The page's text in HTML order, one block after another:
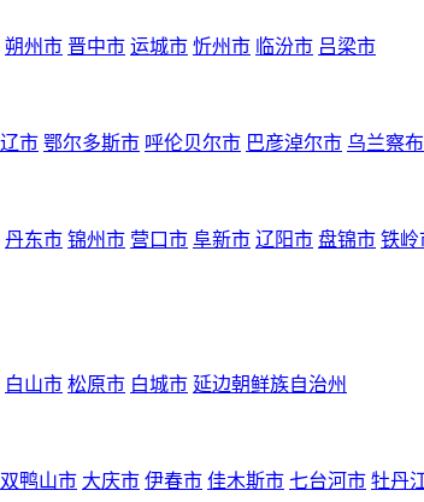
朔州市 晋中市 运城市 忻州市 临汾市 吕梁市
市 鄂尔多斯市 呼伦贝尔市 巴彦淖尔市 乌兰察
丹东市 锦州市 营口市 阜新市 辽阳市 盘锦市 铁岭
白山市 松原市 白城市 延边朝鲜族自治州
双鸭山市 大庆市 伊春市 佳木斯市 七台河市 牡丹